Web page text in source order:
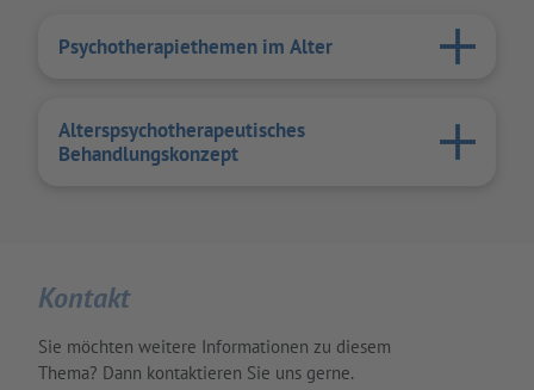
Psychotherapiethemen im Alter
Alterspsychotherapeutisches
Behandlungskonzept
Kontakt
Sie möchten weitere Informationen zu diesem
Thema? Dann kontaktieren Sie uns gerne.